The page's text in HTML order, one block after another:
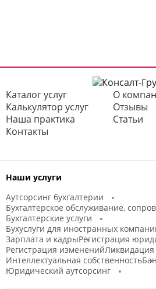
Каталог услуг
О
Калькулятор услуг
Отзывы
Наша практика
Статьи
Контакты
Наши услуги
Аутсорсинг бухгалтерии
Бухгалтерское обслуживание,
Бухгалтерские услуги
Бухуслуги для иностранных
Зарплата и кадрыРегистрация
Регистрация изменений
Интеллектуальная собственность
Юридический аутсорсинг